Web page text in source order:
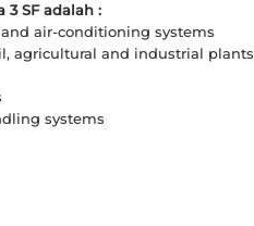
3 SF adalah :
air-conditioning systems
agricultural and industrial plants
systems